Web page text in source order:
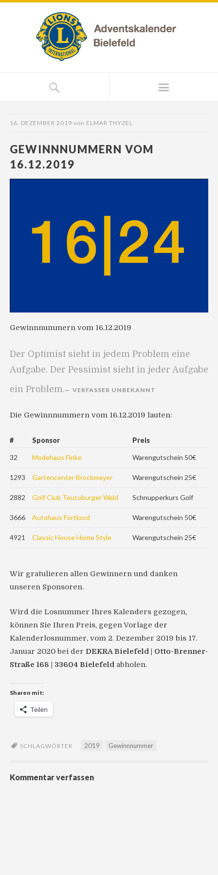
16. DEZEMBER 2019 von ELMAR THYZEL
GEWINNNUMMERN VOM
16.12.2019
Gewinnnummern vom 16.12.2019
Der Optimist sieht in jedem Problem eine
Aufgabe. Der Pessimist sieht in jeder Aufgabe
ein Problem.
VERFASSER UNBEKANNT
Die Gewinnnummern vom 16.12.2019 lauten:
# Sponsor Preis
32 Modehaus Finke Warengutschein 50€
1293 Gartencenter Brockmeyer Warengutschein 25€
2882 Golf Club Teutoburger Wald Schnupperkurs Golf
3666 Autohaus Fortkord Warengutschein 50€
4921 Classic House Home Style Warengutschein 25€
Wir gratulieren allen Gewinnern und danken
unseren Sponsoren.
Wird die Losnummer Ihres Kalenders gezogen,
können Sie Ihren Preis, gegen Vorlage der
Kalenderlosnummer, vom 2. Dezember 2019 bis 17.
Januar 2020 bei der DEKRA Bielefeld | Otto-Brenner-
Straße 168 | 33604 Bielefeld abholen.
Sharen mit:
Teilen
SCHLAGWÖRTER 2019 Gewinnnummer
Kommentar verfassen